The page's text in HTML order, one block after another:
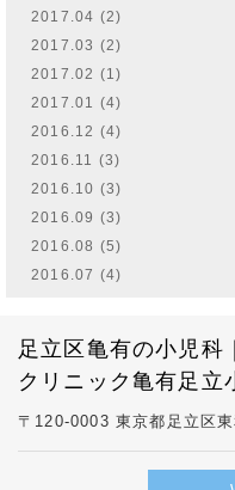
2017.04 (2)
2017.03 (2)
2017.02 (1)
2017.01 (4)
2016.12 (4)
2016.11 (3)
2016.10 (3)
2016.09 (3)
2016.08 (5)
2016.07 (4)
足立区亀有の小児科
クリニック亀有足立
〒120-0003 東京都足立区